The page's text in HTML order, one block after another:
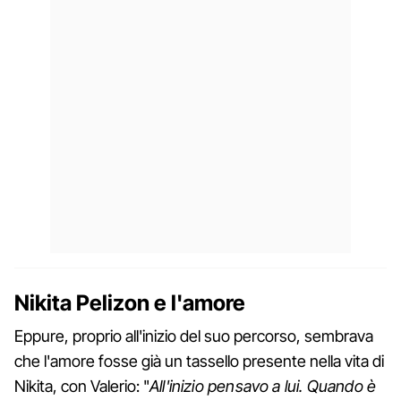
Nikita Pelizon e l'amore
Eppure, proprio all'inizio del suo percorso, sembrava
che l'amore fosse già un tassello presente nella vita di
Nikita, con Valerio: "All'inizio pensavo a lui. Quando è